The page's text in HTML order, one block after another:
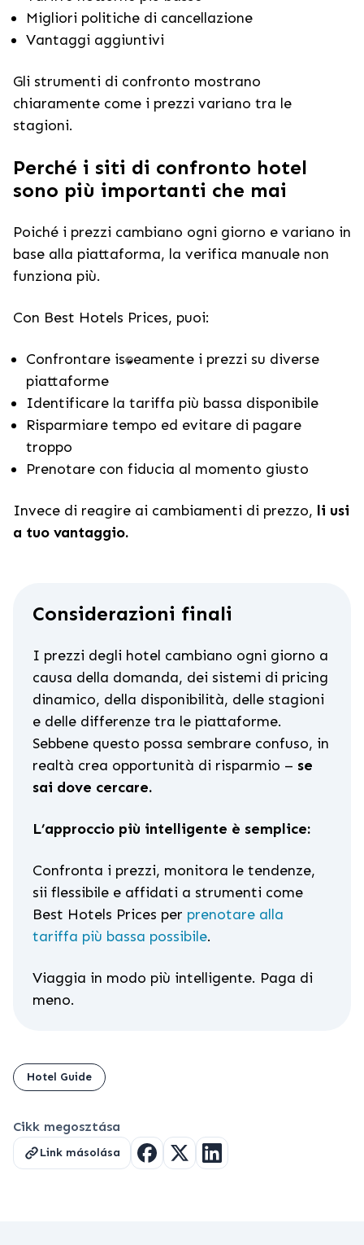
Migliori politiche di cancellazione
Vantaggi aggiuntivi
Gli strumenti di confronto mostrano
chiaramente come i prezzi variano tra le
stagioni.
Perché i siti di confronto hotel
sono più importanti che mai
Poiché i prezzi cambiano ogni giorno e variano in
base alla piattaforma, la verifica manuale non
funziona più.
Con Best Hotels Prices, puoi:
Confrontare istantaneamente i prezzi su diverse
piattaforme
Identificare la tariffa più bassa disponibile
Risparmiare tempo ed evitare di pagare
troppo
Prenotare con fiducia al momento giusto
Invece di reagire ai cambiamenti di prezzo, li usi
a tuo vantaggio.
Considerazioni finali
I prezzi degli hotel cambiano ogni giorno a
causa della domanda, dei sistemi di pricing
dinamico, della disponibilità, delle stagioni
e delle differenze tra le piattaforme.
Sebbene questo possa sembrare confuso, in
realtà crea opportunità di risparmio – se
sai dove cercare.
L’approccio più intelligente è semplice:
Confronta i prezzi, monitora le tendenze,
sii flessibile e affidati a strumenti come
Best Hotels Prices per prenotare alla
tariffa più bassa possibile.
Viaggia in modo più intelligente. Paga di
meno.
Hotel Guide
Cikk megosztása
Link másolása